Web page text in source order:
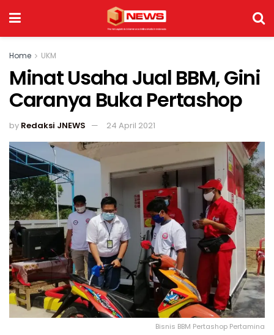
Home UKM
Minat Usaha Jual BBM, Gini
Caranya Buka Pertashop
by Redaksi JNEWS 24 April 2021
Bisnis BBM Pertashop Pertamina